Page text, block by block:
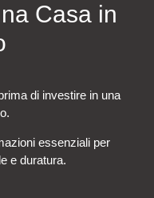
Casa in
di investire in una
essenziali per
e duratura.